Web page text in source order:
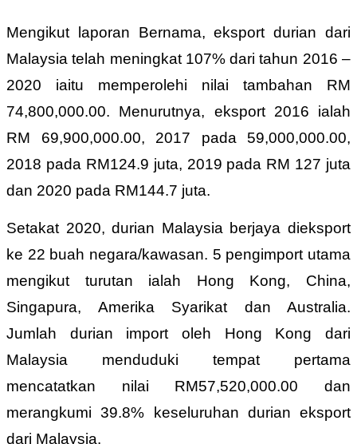
Mengikut laporan Bernama, eksport durian dari
Malaysia telah meningkat 107% dari tahun 2016 –
2020 iaitu memperolehi nilai tambahan RM
74,800,000.00. Menurutnya, eksport 2016 ialah
RM 69,900,000.00, 2017 pada 59,000,000.00,
2018 pada RM124.9 juta, 2019 pada RM 127 juta
dan 2020 pada RM144.7 juta.
Setakat 2020, durian Malaysia berjaya dieksport
ke 22 buah negara/kawasan. 5 pengimport utama
mengikut turutan ialah Hong Kong, China,
Singapura, Amerika Syarikat dan Australia.
Jumlah durian import oleh Hong Kong dari
Malaysia menduduki tempat pertama
mencatatkan nilai RM57,520,000.00 dan
merangkumi 39.8% keseluruhan durian eksport
dari Malaysia.